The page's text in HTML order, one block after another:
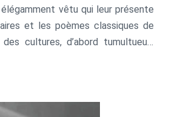
vêtu qui leur présente
et les poèmes classiques de
cultures, d’abord tumultueux,
soirée autour d’un feu de